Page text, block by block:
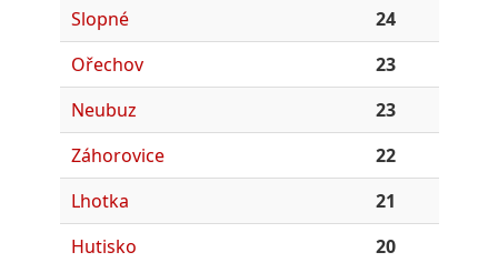
Slopné
24
Ořechov
23
Neubuz
23
Záhorovice
22
Lhotka
21
Hutisko
20